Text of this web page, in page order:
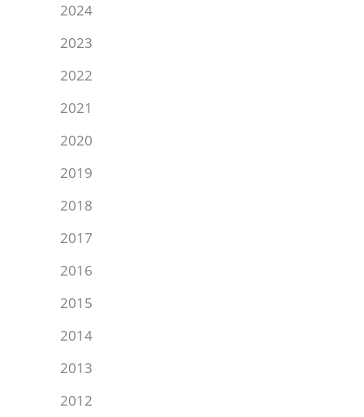
2024
2023
2022
2021
2020
2019
2018
2017
2016
2015
2014
2013
2012